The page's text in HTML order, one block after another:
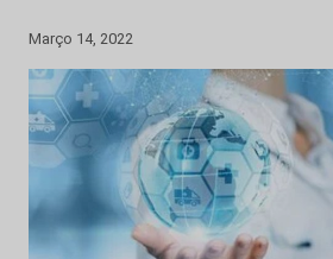
Março 14, 2022